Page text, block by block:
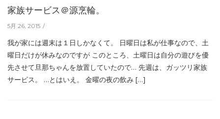
家族サービス＠源烹輪。
5月 26, 2015
我が家には週末は１日しかなくて。 日曜日は私が仕事なので、土
曜日だけが休みなのですが このところ、土曜日は自分の遊びを優
先させて旦那ちゃんを放置していたので… 先週は、ガッツリ家族
サービス。 …とはいえ。 金曜の夜の飲み […]